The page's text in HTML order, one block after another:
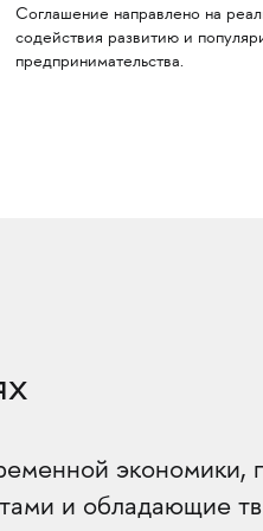
Соглашение направлено на
содействия развитию и
предпринимательства.
экономики,
и обладающие